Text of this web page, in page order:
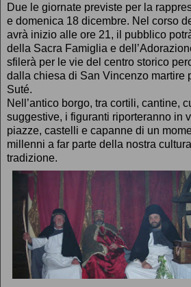
Due le giornate previste per la
e domenica 18 dicembre. Nel corso
avrà inizio alle ore 21, il pubblico
della Sacra Famiglia e
sfilerà per le vie del centro storico
dalla chiesa di San Vincenzo martire
Suté.
Nell’antico borgo, tra cortili, cantine,
suggestive, i figuranti riporteranno in
piazze, castelli e capanne di un
millenni a far parte della nostra
tradizione.